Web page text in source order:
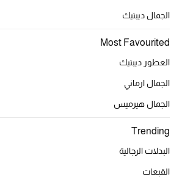
جميع إصدارتنا النسائية
تشكيلة المناسبات للنساء
الملابس الرياضية النسائية
تشكيلة الأعراس
الجمال ديبتيك
Most Favourited
العطور ديبتيك
الجمال ارماني
الجمال هيرميس
Trending
البدلات الرجالية
القبعات